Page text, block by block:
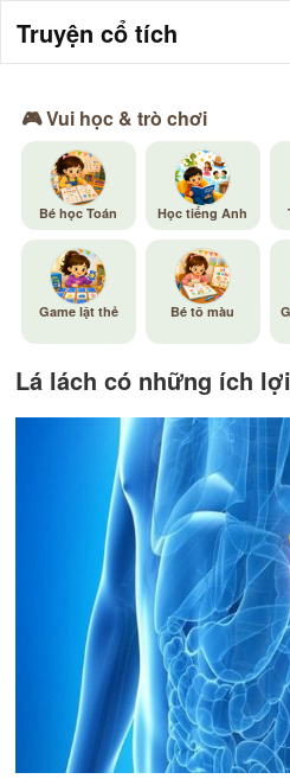
Truyện cổ tích
🎮 Vui học & trò chơi
Bé học Toán Học tiếng Anh
Game lật thẻ Bé tô màu
Lá lách có những ích